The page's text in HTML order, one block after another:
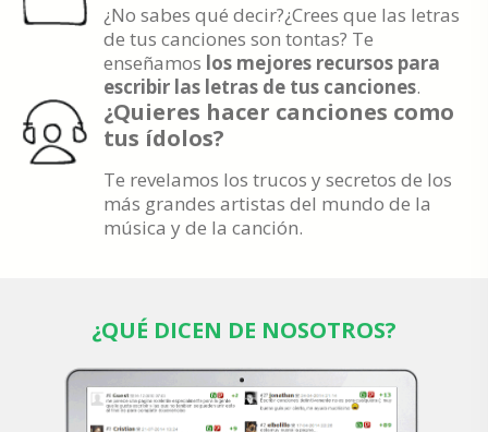
¿No sabes qué decir?¿Crees que las letras
de tus canciones son tontas? Te
enseñamos los mejores recursos para
escribir las letras de tus canciones.
¿Quieres hacer canciones como
tus ídolos?
Te revelamos los trucos y secretos de los
más grandes artistas del mundo de la
música y de la canción.
¿QUÉ DICEN DE NOSOTROS?